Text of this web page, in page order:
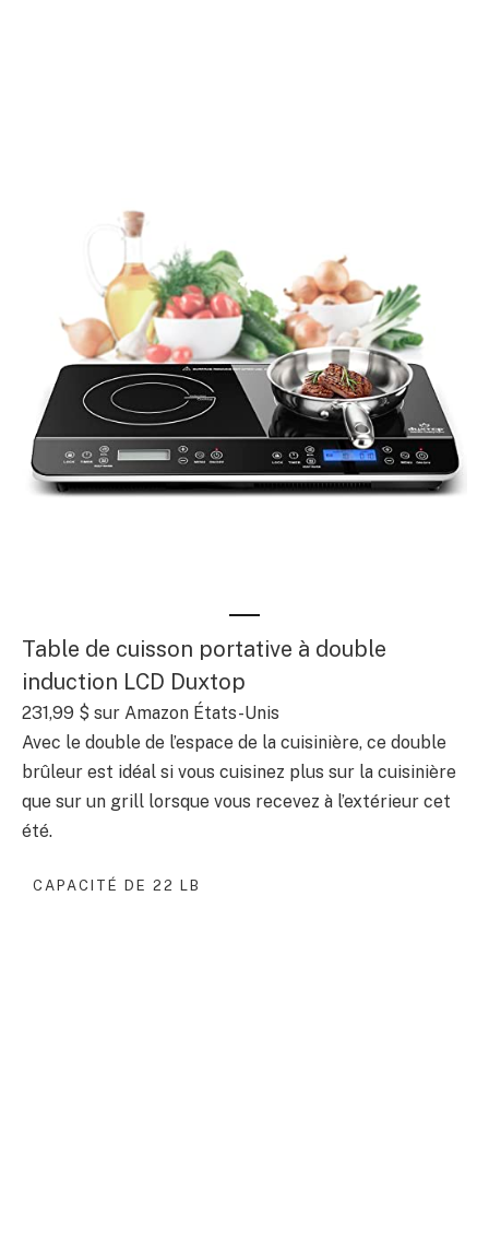
Table de cuisson portative à double
induction LCD Duxtop
231,99 $ sur Amazon États-Unis
Avec le double de l’espace de la cuisinière, ce double
brûleur est idéal si vous cuisinez plus sur la cuisinière
que sur un grill lorsque vous recevez à l’extérieur cet
été.
CAPACITÉ DE 22 LB